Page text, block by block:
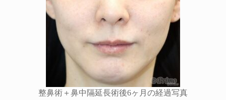
整鼻術＋鼻中隔延長術後6ヶ月の経過写真